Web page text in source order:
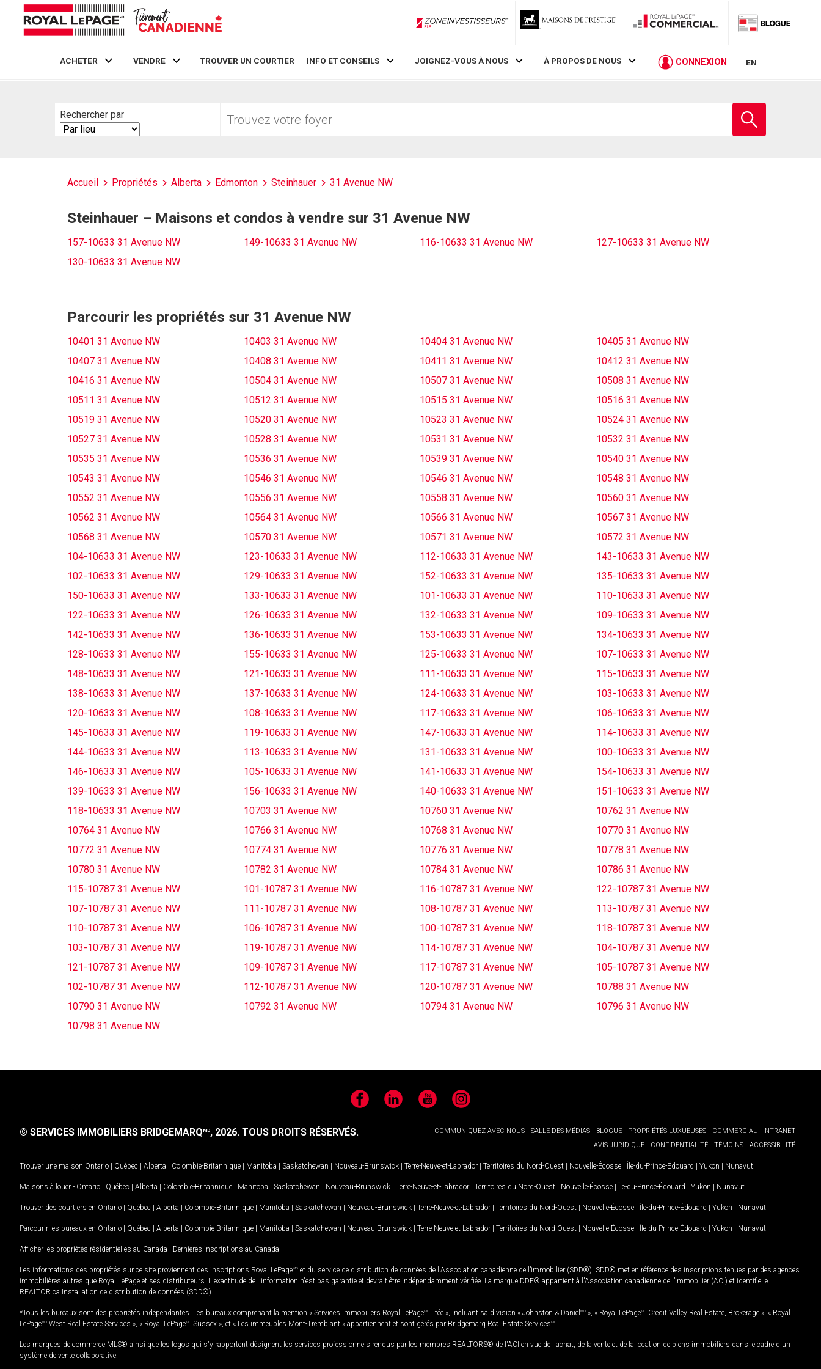
ZoneInvestisseurs RLP
ACHETER VENDRE TROUVER UN COURTIER INFO ET CONSEILS JOIGNEZ-VOUS À NOUS À PROPOS DE NOUS CONNEXION EN
Rechercher par
Search
By
votre
Accueil Propriétés Alberta Edmonton Steinhauer 31 Avenue NW
Steinhauer – Maisons et condos à vendre sur 31 Avenue NW
157-10633 31 Avenue NW 149-10633 31 Avenue NW 116-10633 31 Avenue NW
127-10633 31 Avenue NW
130-10633 31 Avenue NW
Parcourir les propriétés sur 31 Avenue NW
10401 31 Avenue NW 10403 31 Avenue NW 10404 31 Avenue NW
10405 31 Avenue NW
10407 31 Avenue NW
10408 31 Avenue NW 10411 31 Avenue NW
10412 31 Avenue NW
10416 31 Avenue NW
10504 31 Avenue NW 10507 31 Avenue NW
10508 31 Avenue NW
10511 31 Avenue NW
10512 31 Avenue NW 10515 31 Avenue NW
10516 31 Avenue NW
10519 31 Avenue NW
10520 31 Avenue NW 10523 31 Avenue NW
10524 31 Avenue NW
10527 31 Avenue NW
10528 31 Avenue NW 10531 31 Avenue NW
10532 31 Avenue NW
10535 31 Avenue NW
10536 31 Avenue NW 10539 31 Avenue NW
10540 31 Avenue NW
10543 31 Avenue NW
10546 31 Avenue NW 10546 31 Avenue NW
10548 31 Avenue NW
10552 31 Avenue NW
10556 31 Avenue NW 10558 31 Avenue NW
10560 31 Avenue NW
10562 31 Avenue NW
10564 31 Avenue NW 10566 31 Avenue NW
10567 31 Avenue NW
10568 31 Avenue NW
10570 31 Avenue NW 10571 31 Avenue NW
10572 31 Avenue NW
104-10633 31 Avenue NW
123-10633 31 Avenue NW 112-10633 31 Avenue NW
143-10633 31 Avenue NW
102-10633 31 Avenue NW
129-10633 31 Avenue NW 152-10633 31 Avenue NW
135-10633 31 Avenue NW
150-10633 31 Avenue NW
133-10633 31 Avenue NW 101-10633 31 Avenue NW
110-10633 31 Avenue NW
122-10633 31 Avenue NW
126-10633 31 Avenue NW 132-10633 31 Avenue NW
109-10633 31 Avenue NW
142-10633 31 Avenue NW
136-10633 31 Avenue NW 153-10633 31 Avenue NW
134-10633 31 Avenue NW
128-10633 31 Avenue NW
155-10633 31 Avenue NW 125-10633 31 Avenue NW
107-10633 31 Avenue NW
148-10633 31 Avenue NW
121-10633 31 Avenue NW 111-10633 31 Avenue NW
115-10633 31 Avenue NW
138-10633 31 Avenue NW
137-10633 31 Avenue NW 124-10633 31 Avenue NW
103-10633 31 Avenue NW
120-10633 31 Avenue NW
108-10633 31 Avenue NW 117-10633 31 Avenue NW
106-10633 31 Avenue NW
145-10633 31 Avenue NW
119-10633 31 Avenue NW 147-10633 31 Avenue NW
114-10633 31 Avenue NW
144-10633 31 Avenue NW
113-10633 31 Avenue NW 131-10633 31 Avenue NW
100-10633 31 Avenue NW
146-10633 31 Avenue NW
105-10633 31 Avenue NW 141-10633 31 Avenue NW
154-10633 31 Avenue NW
139-10633 31 Avenue NW
156-10633 31 Avenue NW 140-10633 31 Avenue NW
151-10633 31 Avenue NW
118-10633 31 Avenue NW
10703 31 Avenue NW 10760 31 Avenue NW
10762 31 Avenue NW
10764 31 Avenue NW
10766 31 Avenue NW 10768 31 Avenue NW
10770 31 Avenue NW
10772 31 Avenue NW
10774 31 Avenue NW 10776 31 Avenue NW
10778 31 Avenue NW
10780 31 Avenue NW
10782 31 Avenue NW 10784 31 Avenue NW
10786 31 Avenue NW
115-10787 31 Avenue NW
101-10787 31 Avenue NW 116-10787 31 Avenue NW
122-10787 31 Avenue NW
107-10787 31 Avenue NW
111-10787 31 Avenue NW 108-10787 31 Avenue NW
113-10787 31 Avenue NW
110-10787 31 Avenue NW
106-10787 31 Avenue NW 100-10787 31 Avenue NW
118-10787 31 Avenue NW
103-10787 31 Avenue NW
119-10787 31 Avenue NW 114-10787 31 Avenue NW
104-10787 31 Avenue NW
121-10787 31 Avenue NW
109-10787 31 Avenue NW 117-10787 31 Avenue NW
105-10787 31 Avenue NW
102-10787 31 Avenue NW
112-10787 31 Avenue NW 120-10787 31 Avenue NW
10788 31 Avenue NW
10790 31 Avenue NW
10792 31 Avenue NW 10794 31 Avenue NW
10796 31 Avenue NW
10798 31 Avenue NW
FacebookLinkedIn YouTubeInstagram
COMMUNIQUEZ AVEC NOUS SALLE DES MÉDIAS BLOGUE PROPRIÉTÉS LUXUEUSES COMMERCIAL
INTRANET
AVIS JURIDIQUE
CONFIDENTIALITÉ TÉMOINS ACCESSIBILITÉ
© SERVICES IMMOBILIERS BRIDGEMARQMD, 2026. TOUS DROITS RÉSERVÉS.
Trouver une maison Ontario | Québec | Alberta | Colombie-Britannique | Manitoba | Saskatchewan | Nouveau-Brunswick | Terre-Neuve-et-Labrador | Territoires du Nord-Ouest | Nouvelle-Écosse | Île-du-Prince-Édouard | Yukon | Nunavut
Maisons à louer - Ontario | Québec | Alberta | Colombie-Britannique | Manitoba | Saskatchewan | Nouveau-Brunswick | Terre-Neuve-et-Labrador | Territoires du Nord-Ouest | Nouvelle-Écosse | Île-du-Prince-Édouard | Yukon | Nunavut
Trouver des courtiers en Ontario | Québec | Alberta | Colombie-Britannique | Manitoba | Saskatchewan | Nouveau-Brunswick | Terre-Neuve-et-Labrador | Territoires du Nord-Ouest | Nouvelle-Écosse | Île-du-Prince-Édouard | Yukon | Nunavut
Parcourir les bureaux en Ontario | Québec | Alberta | Colombie-Britannique | Manitoba | Saskatchewan | Nouveau-Brunswick | Terre-Neuve-et-Labrador | Territoires du Nord-Ouest | Nouvelle-Écosse | Île-du-Prince-Édouard | Yukon | Nunavut
Afficher les propriétés résidentielles au Canada | Dernières inscriptions au Canada
Les informations des propriétés sur ce site proviennent des inscriptions Royal LePageMD et du service de distribution de données de l'Association canadienne de l’immobilier (SDD®). SDD® met en référence des inscriptions tenues par des agences
immobilières autres que Royal LePage et ses distributeurs. L'exactitude de l'information n'est pas garantie et devrait être indépendamment vérifiée. La marque DDF® appartient à l'Association canadienne de l’immobilier (ACI) et identifie le
REALTOR.ca Installation de distribution de données (SDD®).
*Tous les bureaux sont des propriétés indépendantes. Les bureaux comprenant la mention « Services immobiliers Royal LePageMD Ltée », incluant sa division « Johnston & Daniel MD », « Royal LePageMD Credit Valley Real Estate, Brokerage », « Royal
LePageMD West Real Estate Services », « Royal LePageMD Sussex », et « Les immeubles Mont-Tremblant » appartiennent et sont gérés par Bridgemarq Real Estate ServicesMD
Les marques de commerce MLS® ainsi que les logos qui s'y rapportent désignent les services professionnels rendus par les membres REALTORS® de l'ACI en vue de l'achat, de la vente et de la location de biens immobiliers dans le cadre d'un
système de vente collaborative.